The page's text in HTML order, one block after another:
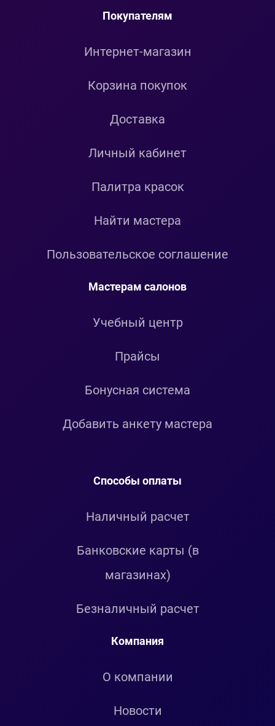
Покупателям
Интернет-магазин
Корзина покупок
Доставка
Личный кабинет
Палитра красок
Найти мастера
Пользовательское соглашение
Мастерам салонов
Учебный центр
Прайсы
Бонусная система
Добавить анкету мастера
Способы оплаты
Наличный расчет
Банковские карты (в
магазинах)
Безналичный расчет
Компания
О компании
Новости